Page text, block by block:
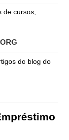
de cursos,
do blog do